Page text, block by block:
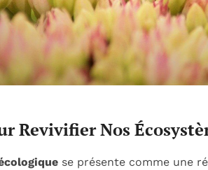
Revivifier Nos
se présente comme une